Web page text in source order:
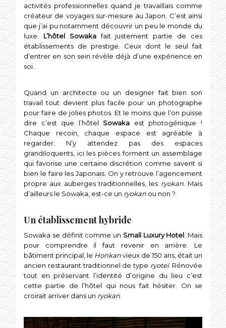
activités professionnelles quand je travaillais comme
créateur de voyages sur-mesure au Japon. C’est ainsi
que j’ai pu notamment découvrir un peu le monde du
luxe. L’hôtel Sowakafait justement partie de ces
établissements de prestige. Ceux dont le seul fait
d’entrer en son sein révèle déjà d’une expérience en
soi.
Quand un architecte ou un designer fait bien son
travail tout devient plus facile pour un photographe
pour faire de jolies photos. Et le moins que l’on puisse
dire c’est que l’hôtel Sowaka est photogénique !
Chaque recoin, chaque espace est agréable à
regarder. N’y attendez pas des espaces
grandiloquents, ici les pièces forment un assemblage
qui favorise une certaine discrétion comme savent si
bien le faire les Japonais. On y retrouve l’agencement
propre aux auberges traditionnelles, les ryokan. Mais
d’ailleurs le Sowaka, est-ce un ryokan ou non ?
Un établissement hybride
Sowaka se définit comme un Small Luxury Hotel . Mais
pour comprendre il faut revenir en arrière. Le
bâtiment principal, le Honkanvieux de 150 ans, était un
ancien restaurant traditionnel de type ryotei. Rénovée
tout en préservant l’identité d’origine du lieu c’est
cette partie de l’hôtel qui nous fait hésiter. On se
croirait arriver dans un ryokan